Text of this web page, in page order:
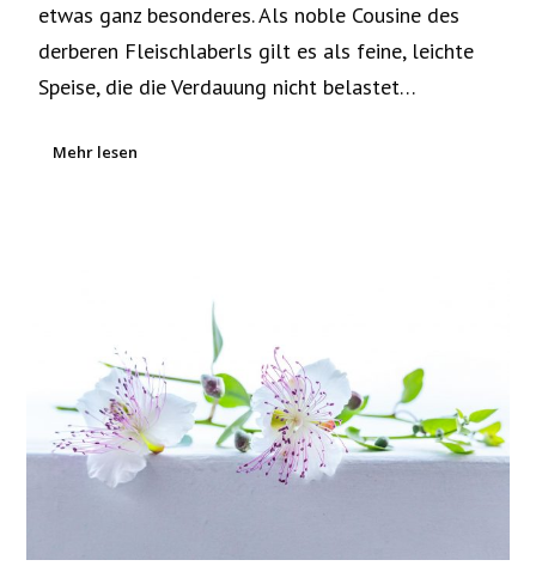
etwas ganz besonderes. Als noble Cousine des
derberen Fleischlaberls gilt es als feine, leichte
Speise, die die Verdauung nicht belastet…
Mehr lesen